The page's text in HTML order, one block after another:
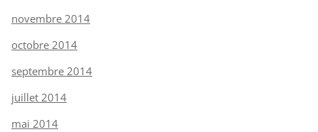
novembre 2014
octobre 2014
septembre 2014
juillet 2014
mai 2014